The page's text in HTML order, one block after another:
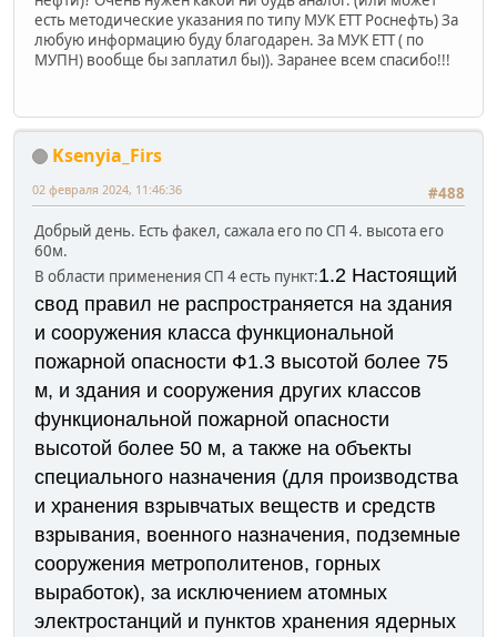
есть методические указания по типу МУК ЕТТ Роснефть) За
любую информацию буду благодарен. За МУК ЕТТ ( по
МУПН) вообще бы заплатил бы)). Заранее всем спасибо!!!
Ksenyia_Firs
#488
02 февраля 2024, 11:46:36
Добрый день. Есть факел, сажала его по СП 4. высота его
60м.
В области применения СП 4 есть пункт:1.2 Настоящий
свод правил не распространяется на здания
и сооружения класса функциональной
пожарной опасности Ф1.3 высотой более 75
м, и здания и сооружения других классов
функциональной пожарной опасности
высотой более 50 м, а также на объекты
специального назначения (для производства
и хранения взрывчатых веществ и средств
взрывания, военного назначения, подземные
сооружения метрополитенов, горных
выработок), за исключением атомных
электростанций и пунктов хранения ядерных